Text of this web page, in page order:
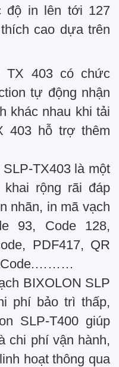
độ in lên tới 127
cao dựa trên
TX 403 có chức
tự động nhận
khác nhau khi tải
403 hỗ trợ thêm
SLP-TX403 là một
rộng rãi đáp
nhãn, in mã vạch
93, Code 128,
PDF417, QR
BIXOLON SLP
phí bảo trì thấp,
SLP-T400 giúp
chi phí vận hành,
hoạt thông qua